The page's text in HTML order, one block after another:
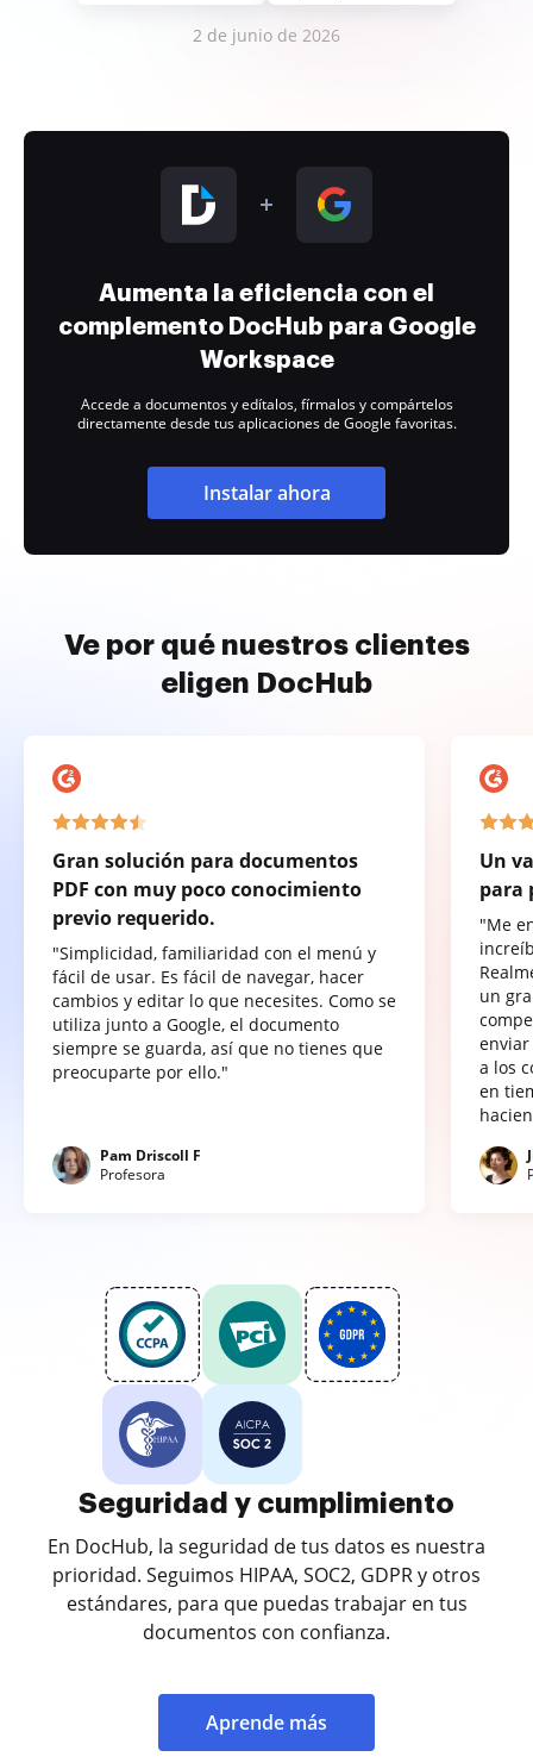
2 de junio de 2026
Aumenta la eficiencia con el
complemento DocHub para Google
Workspace
Accede a documentos y edítalos, fírmalos y compártelos
directamente desde tus aplicaciones de Google favoritas.
Instalar ahora
Ve por qué nuestros clientes
eligen DocHub
Gran solución para documentos
PDF con muy poco conocimiento
previo requerido.
"Simplicidad, familiaridad con el menú y
fácil de usar. Es fácil de navegar, hacer
cambios y editar lo que necesites. Como se
utiliza junto a Google, el documento
siempre se guarda, así que no tienes que
preocuparte por ello."
Pam Driscoll F
Profesora
Un
para
"Me
un
a los
en
Seguridad y cumplimiento
En DocHub, la seguridad de tus datos es nuestra
prioridad. Seguimos HIPAA, SOC2, GDPR y otros
estándares, para que puedas trabajar en tus
documentos con confianza.
Aprende más